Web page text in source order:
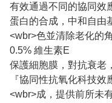
有效通過不同的協同效
蛋白的合成，中和自由
<wbr>色並清除老化的
0.5% 維生素E
保護細胞膜，對抗衰老
『協同性抗氧化科技
<wbr>成，提供前所未